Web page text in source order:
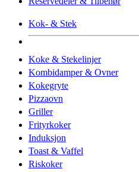
Kok- & Stek
Koke & Stekelinjer
Kombidamper & Ovner
Kokegryte
Pizzaovn
Griller
Frityrkoker
Induksjon
Toast & Vaffel
Riskoker